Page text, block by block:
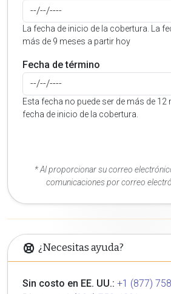
La fecha de inicio de la cobertura. La
más de 9 meses a partir hoy
Fecha de término
Esta fecha no puede ser de más de 12
fecha de inicio de la cobertura.
* Al proporcionar su correo
comunicaciones por correo
¿Necesitas ayuda?
Sin costo en EE. UU.: +1 (877)